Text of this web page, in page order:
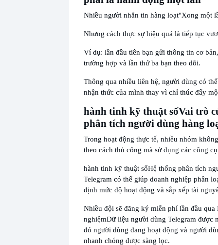
Nhiều người nhắn tin hàng loạt"Xong một
Nhưng cách thực sự hiệu quả là tiếp tục
Ví dụ: lần đầu tiên bạn gửi thông tin cơ
trường hợp và lần thứ ba bạn theo dõi.
Thông qua nhiều liên hệ, người dùng có
nhận thức của mình thay vì chỉ thúc đẩy
hành tinh kỹ thuật sốVai trò
phân tích người dùng hàng
Trong hoạt động thực tế, nhiều nhóm
theo cách thủ công mà sử dụng các công
hành tinh kỹ thuật sốHệ thống phân tích
Telegram có thể giúp doanh nghiệp phân
định mức độ hoạt động và sắp xếp tài
Nhiều đội sẽ đăng ký miễn phí lần đầu qua
nghiệmDữ liệu người dùng Telegram được
đó người dùng đang hoạt động và người
nhanh chóng được sàng lọc.